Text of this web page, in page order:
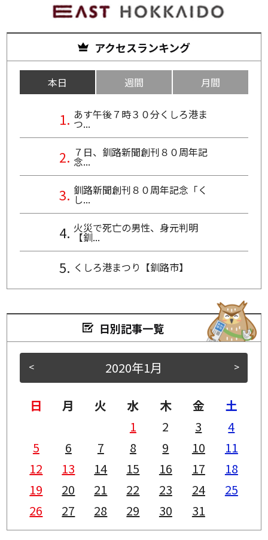
アクセスランキング
本日 週間 月間
あす午後７時３０分くしろ港ま
つ...
７日、釧路新聞創刊８０周年記
念...
釧路新聞創刊８０周年記念「く
し...
火災で死亡の男性、身元判明
【釧...
くしろ港まつり【釧路市】
日別記事一覧
< >
2020年1月
日 月 火 水 木 金
土
1
2 3
4
5
6 7 8 9 10
11
12
13 14 15 16 17
18
19
20 21 22 23 24
25
26
27 28 29 30 31